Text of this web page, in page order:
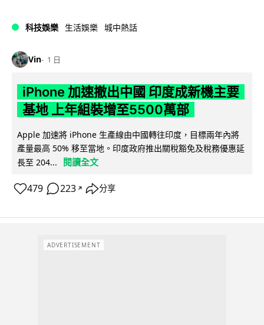
科技娛樂 生活娛樂 城中熱話
Vin 1 日
iPhone 加速撤出中國 印度成新機主要
基地 上年組裝增至5500萬部
Apple 加速將 iPhone 生產線由中國轉往印度，目標兩年內將
產量最高 50% 移至當地。印度政府推出關稅豁免及稅務優惠延
長至 204...
閱讀全文
479 223 ↗ 分享
ADVERTISEMENT